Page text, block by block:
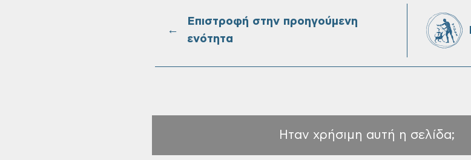
←
Επιστροφή στην προηγούμενη
ενότητα
Ηταν χρήσιμη αυτή η σελίδα;